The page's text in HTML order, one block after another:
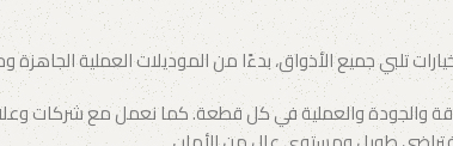
تلبي جميع الأذواق، بدءًا من الموديلات العملية الجاهزة
والجودة والعملية في كل قطعة. كما نعمل مع شركات